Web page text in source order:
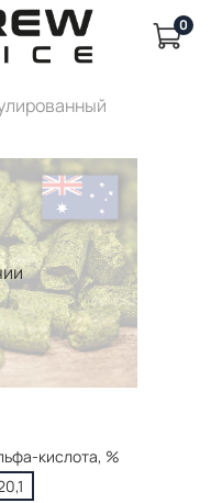
0
кислота, %